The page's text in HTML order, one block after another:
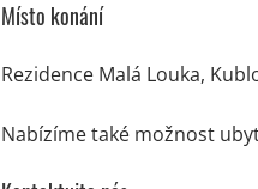
Místo konání
Rezidence Malá Louka,
Nabízíme také možnost